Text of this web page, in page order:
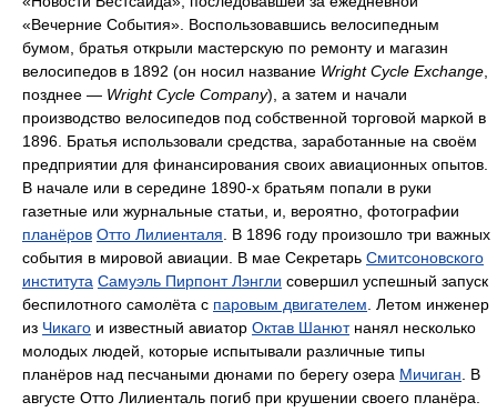
«Вечерние События». Воспользовавшись велосипедным
бумом, братья открыли мастерскую по ремонту и магазин
велосипедов в 1892 (он носил название Wright Cycle Exchange
позднее — Wright Cycle Company), а затем и начали
производство велосипедов под собственной торговой маркой в
1896. Братья использовали средства, заработанные на своём
предприятии для финансирования своих авиационных опытов.
В начале или в середине 1890-х братьям попали в руки
газетные или журнальные статьи, и, вероятно, фотографии
планёров Отто Лилиенталя . В 1896 году произошло три важных
события в мировой авиации. В мае Секретарь Смитсоновского
института Самуэль Пирпонт Лэнгли совершил успешный запуск
беспилотного самолёта с паровым двигателем . Летом инженер
из Чикаго и известный авиатор Октав Шанютнанял несколько
молодых людей, которые испытывали различные типы
планёров над песчаными дюнами по берегу озера Мичиган . В
августе Отто Лилиенталь погиб при крушении своего планёра.